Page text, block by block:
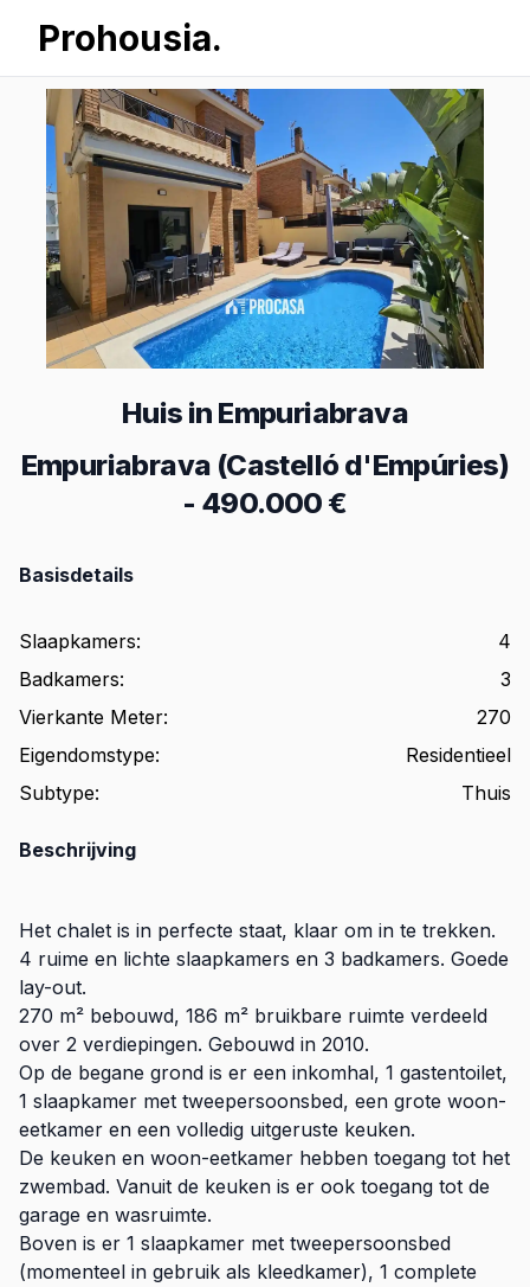
Prohousia.
Huis in Empuriabrava
Empuriabrava (Castelló d'Empúries)
- 490.000 €
Basisdetails
Slaapkamers:
4
Badkamers:
3
Vierkante Meter:
270
Eigendomstype:
Residentieel
Subtype: Thuis
Beschrijving
Het chalet is in perfecte staat, klaar om in te trekken.
4 ruime en lichte slaapkamers en 3 badkamers. Goede
lay-out.
270 m² bebouwd, 186 m² bruikbare ruimte verdeeld
over 2 verdiepingen. Gebouwd in 2010.
Op de begane grond is er een inkomhal, 1 gastentoilet,
1 slaapkamer met tweepersoonsbed, een grote woon-
eetkamer en een volledig uitgeruste keuken.
De keuken en woon-eetkamer hebben toegang tot het
zwembad. Vanuit de keuken is er ook toegang tot de
garage en wasruimte.
Boven is er 1 slaapkamer met tweepersoonsbed
(momenteel in gebruik als kleedkamer), 1 complete